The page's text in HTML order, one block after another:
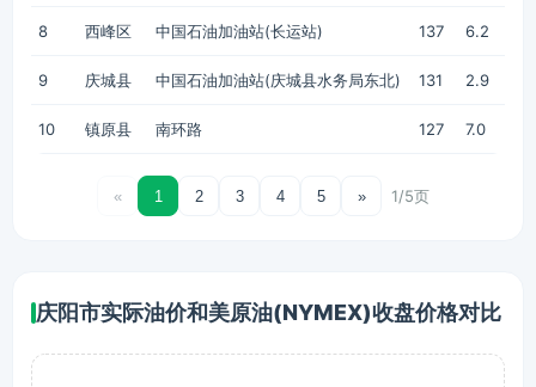
8 西峰区 中国石油加油站(长运站) 137 6.2
9 庆城县 中国石油加油站(庆城县水务局东北) 131 2.9
10 镇原县 南环路 127 7.0
« 1 2 3 4 5 » 1/5页
庆阳市实际油价和美原油(NYMEX)收盘价格对比